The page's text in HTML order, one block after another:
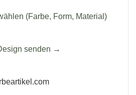
(Farbe, Form, Material)
senden →